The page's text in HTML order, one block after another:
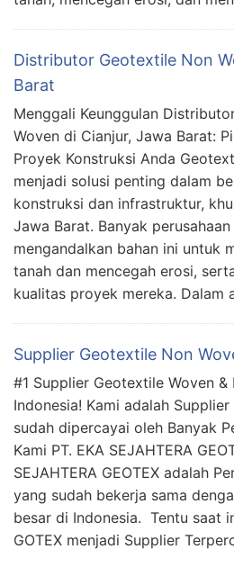
Distributor Geotextile Non
Barat
Menggali Keunggulan
Woven di Cianjur, Jawa Barat:
Proyek Konstruksi Anda
menjadi solusi penting dalam
konstruksi dan infrastruktur,
Jawa Barat. Banyak
mengandalkan bahan ini untuk
tanah dan mencegah erosi,
kualitas proyek mereka. Dalam
Supplier Geotextile Non
#1 Supplier Geotextile Woven &
Indonesia! Kami adalah
sudah dipercayai oleh Banyak
Kami PT. EKA SEJAHTERA
SEJAHTERA GEOTEX adalah
yang sudah bekerja sama
besar di Indonesia. Tentu saat
GOTEX menjadi Supplier